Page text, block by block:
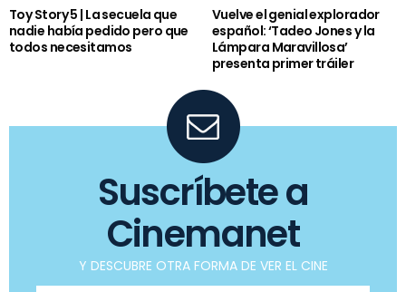
Toy Story 5 | La secuela que
nadie había pedido pero que
todos necesitamos
Vuelve el genial explorador
español: ‘Tadeo Jones y la
Lámpara Maravillosa’
presenta primer tráiler
Suscríbete a
Cinemanet
Y DESCUBRE OTRA FORMA DE VER EL CINE